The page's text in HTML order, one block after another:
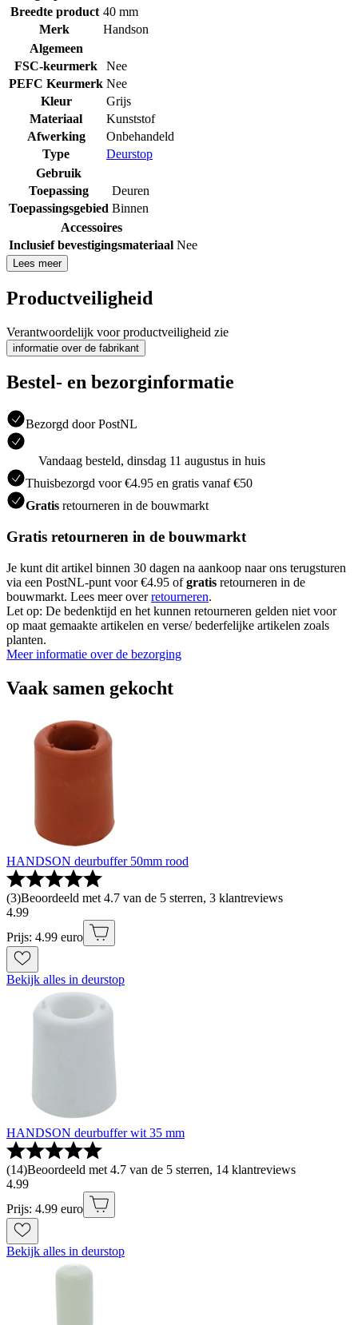
Breedte product 40 mm
Merk
Handson
Algemeen
FSC-keurmerk
Nee
PEFC Keurmerk Nee
Kleur
Grijs
Materiaal
Kunststof
Afwerking
Onbehandeld
Type
Deurstop
Gebruik
Toepassing
Deuren
Toepassingsgebied Binnen
Accessoires
Inclusief bevestigingsmateriaal Nee
Lees meer
Productveiligheid
Verantwoordelijk voor productveiligheid zie
informatie over de fabrikant
Bestel- en bezorginformatie
Bezorgd door PostNL
Vandaag besteld, dinsdag 11 augustus in huis
Thuisbezorgd voor €4.95 en gratis vanaf €50
Gratis retourneren in de bouwmarkt
Gratis retourneren in de bouwmarkt
Je kunt dit artikel binnen 30 dagen na aankoop naar ons terugsturen
via een PostNL-punt voor €4.95 ofgratis retourneren in de
bouwmarkt. Lees meer overretourneren.
Let op: De bedenktijd en het kunnen retourneren gelden niet voor
op maat gemaakte artikelen en verse/ bederfelijke artikelen zoals
planten.
Meer informatie over de bezorging
Vaak samen gekocht
HANDSON deurbuffer 50mm rood
(3)Beoordeeld met 4.7 van de 5 sterren, 3 klantreviews
4.99
Prijs: 4.99 euro
Bekijk alles in deurstop
HANDSON deurbuffer wit 35 mm
(14)Beoordeeld met 4.7 van de 5 sterren, 14 klantreviews
4.99
Prijs: 4.99 euro
Bekijk alles in deurstop